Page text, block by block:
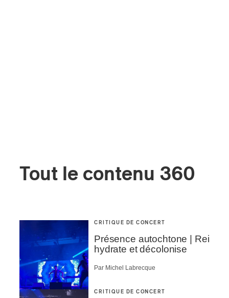
Tout le contenu 360
CRITIQUE DE CONCERT
Présence autochtone | Rei
hydrate et décolonise
Par Michel Labrecque
CRITIQUE DE CONCERT